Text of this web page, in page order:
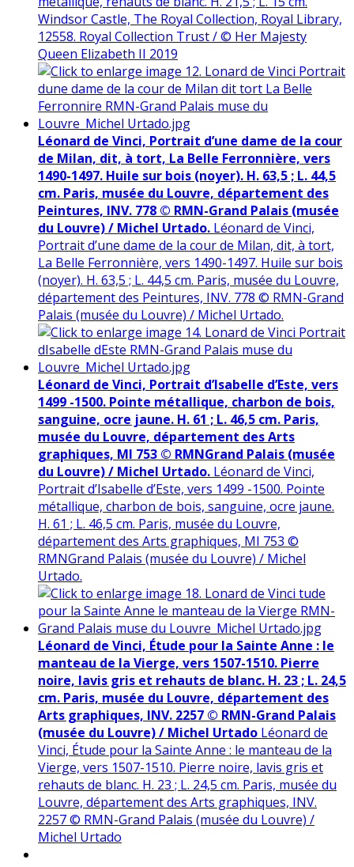
Windsor Castle, The Royal Collection, Royal Library,
12558. Royal Collection Trust / © Her Majesty
Queen Elizabeth II 2019
Léonard de Vinci, Portrait d’une dame de la cour
de Milan, dit, à tort, La Belle Ferronnière, vers
1490-1497. Huile sur bois (noyer). H. 63,5 ; L. 44,5
cm. Paris, musée du Louvre, département des
Peintures, INV. 778 © RMN-Grand Palais (musée
du Louvre) / Michel Urtado. Léonard de Vinci,
Portrait d’une dame de la cour de Milan, dit, à tort,
La Belle Ferronnière, vers 1490-1497. Huile sur bois
(noyer). H. 63,5 ; L. 44,5 cm. Paris, musée du Louvre,
département des Peintures, INV. 778 © RMN-Grand
Palais (musée du Louvre) / Michel Urtado.
Léonard de Vinci, Portrait d’Isabelle d’Este, vers
1499 -1500. Pointe métallique, charbon de bois,
sanguine, ocre jaune. H. 61 ; L. 46,5 cm. Paris,
musée du Louvre, département des Arts
graphiques, MI 753 © RMNGrand Palais (musée
du Louvre) / Michel Urtado. Léonard de Vinci,
Portrait d’Isabelle d’Este, vers 1499 -1500. Pointe
métallique, charbon de bois, sanguine, ocre jaune.
H. 61 ; L. 46,5 cm. Paris, musée du Louvre,
département des Arts graphiques, MI 753 ©
RMNGrand Palais (musée du Louvre) / Michel
Urtado.
Léonard de Vinci, Étude pour la Sainte Anne : le
manteau de la Vierge, vers 1507-1510. Pierre
noire, lavis gris et rehauts de blanc. H. 23 ; L. 24,5
cm. Paris, musée du Louvre, département des
Arts graphiques, INV. 2257 © RMN-Grand Palais
(musée du Louvre) / Michel Urtado Léonard de
Vinci, Étude pour la Sainte Anne : le manteau de la
Vierge, vers 1507-1510. Pierre noire, lavis gris et
rehauts de blanc. H. 23 ; L. 24,5 cm. Paris, musée du
Louvre, département des Arts graphiques, INV.
2257 © RMN-Grand Palais (musée du Louvre) /
Michel Urtado